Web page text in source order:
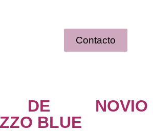
Contacto
DE NOVIO
BLUE